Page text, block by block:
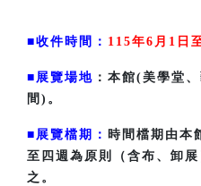
■收件時間： 115年6月1日
■展覽場地 ：本館(美學堂
間)。
■展覽檔期： 時間檔期由本
至四週為原則（含布、卸
之。